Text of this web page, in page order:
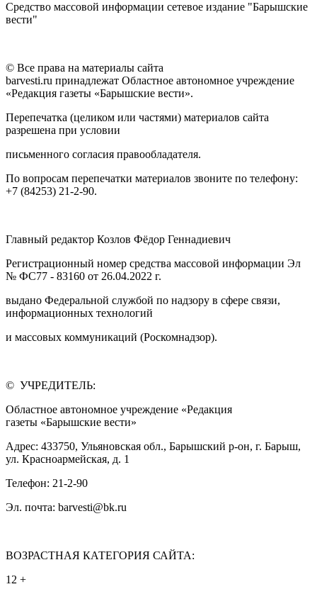
Средство массовой информации сетевое издание "Барышские
вести"
© Все права на материалы сайта
barvesti.ru принадлежат Областное автономное учреждение
«Редакция газеты «Барышские вести».
Перепечатка (целиком или частями) материалов сайта
разрешена при условии
письменного согласия правообладателя.
По вопросам перепечатки материалов звоните по телефону:
+7 (84253) 21-2-90.
Главный редактор Козлов Фёдор Геннадиевич
Регистрационный номер средства массовой информации Эл
№ ФС77 - 83160 от 26.04.2022 г.
выдано Федеральной службой по надзору в сфере связи,
информационных технологий
и массовых коммуникаций (Роскомнадзор).
© УЧРЕДИТЕЛЬ:
Областное автономное учреждение «Редакция
газеты «Барышские вести»
Адрес: 433750, Ульяновская обл., Барышский р-он, г. Барыш,
ул. Красноармейская, д. 1
Телефон: 21-2-90
Эл. почта: barvesti@bk.ru
ВОЗРАСТНАЯ КАТЕГОРИЯ САЙТА:
12 +